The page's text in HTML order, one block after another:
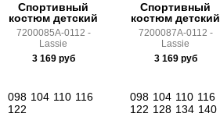
Спортивный
костюм детский
7200085A-0112 -
Lassie
3 169руб
098 104 110 116
122
Спортивный
костюм детский
7200087A-0112 -
Lassie
3 169руб
098 104 110 116
122 128 134 140